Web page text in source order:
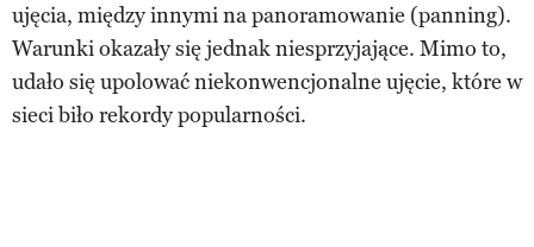
ujęcia, między innymi na panoramowanie (panning).
Warunki okazały się jednak niesprzyjające. Mimo to,
udało się upolować niekonwencjonalne ujęcie, które w
sieci biło rekordy popularności.